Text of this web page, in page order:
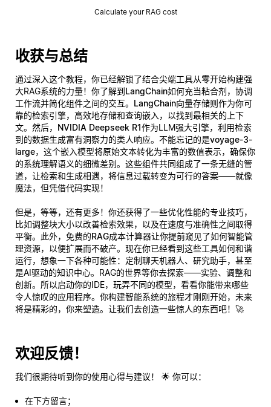
Calculate your RAG cost
收获与总结
通过深入这个教程，你已经解锁了结合尖端工具从零开始构建强
大RAG系统的力量！你了解到LangChain如何充当粘合剂，协调
工作流并简化组件之间的交互。 LangChain向量存储则作为你可
靠的检索引擎，高效地存储和查询嵌入，以找到最相关的上下
文。然后， NVIDIA Deepseek R1作为LLM强大引擎，利用检索
到的数据生成富有洞察力的类人响应。不能忘记的是voyage-3-
large，这个嵌入模型将原始文本转化为丰富的数值表示，确保你
的系统理解语义的细微差别。这些组件共同组成了一条无缝的管
道，让检索和生成相遇，将信息过载转变为可行的答案——就像
魔法，但凭借代码实现！
但是，等等，还有更多！你还获得了一些优化性能的专业技巧，
比如调整块大小以改善检索效果，以及在速度与准确性之间取得
平衡。此外，免费的RAG成本计算器让你提前窥见了如何智能管
理资源，以便扩展而不破产。现在你已经看到这些工具如何和谐
运行，想象一下各种可能性：定制聊天机器人、研究助手，甚至
是AI驱动的知识中心。RAG的世界等你去探索——实验、调整和
创新。所以启动你的IDE，玩弄不同的模型，看看你能带来哪些
令人惊叹的应用程序。你构建智能系统的旅程才刚刚开始，未来
将是精彩的，你来塑造。让我们去创造一些惊人的东西吧！🚀
欢迎反馈！
我们很期待听到你的使用心得与建议！ 🌟 你可以：
在下方留言；